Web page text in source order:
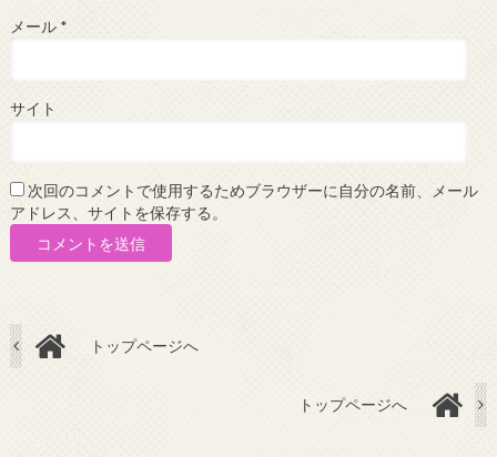
メール *
サイト
次回のコメントで使用するためブラウザーに自分の名前、メール
アドレス、サイトを保存する。
トップページへ
トップページへ